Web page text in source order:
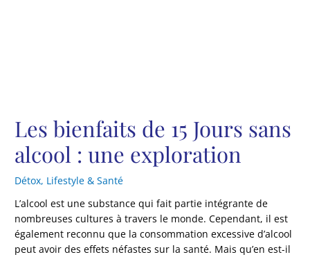
Les bienfaits de 15 Jours sans
alcool : une exploration
Détox, Lifestyle & Santé
L’alcool est une substance qui fait partie intégrante de
nombreuses cultures à travers le monde. Cependant, il est
également reconnu que la consommation excessive d’alcool
peut avoir des effets néfastes sur la santé. Mais qu’en est-il